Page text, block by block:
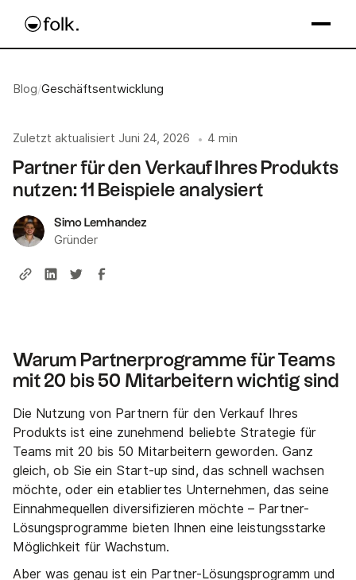
Blog/Geschäftsentwicklung
Zuletzt aktualisiert Juni 24, 2026 • 4 min
Partner für den Verkauf Ihres Produkts
nutzen: 11 Beispiele analysiert
Simo Lemhandez
Gründer
Warum Partnerprogramme für Teams
mit 20 bis 50 Mitarbeitern wichtig sind
Die Nutzung von Partnern für den Verkauf Ihres
Produkts ist eine zunehmend beliebte Strategie für
Teams mit 20 bis 50 Mitarbeitern geworden. Ganz
gleich, ob Sie ein Start-up sind, das schnell wachsen
möchte, oder ein etabliertes Unternehmen, das seine
Einnahmequellen diversifizieren möchte – Partner-
Lösungsprogramme bieten Ihnen eine leistungsstarke
Möglichkeit für Wachstum.
Aber was genau ist ein Partner-Lösungsprogramm und